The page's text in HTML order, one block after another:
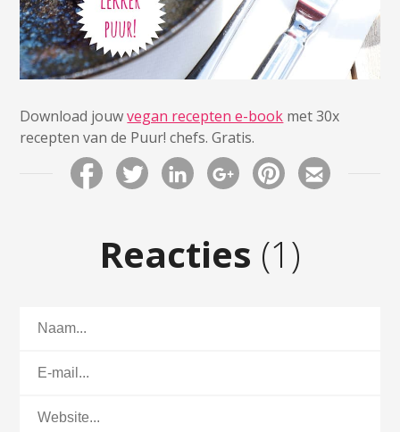
Download jouwvegan recepten e-book met 30x
recepten van de Puur! chefs. Gratis.
Reacties (1)